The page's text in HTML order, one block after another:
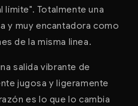
límite". Totalmente una
y muy encantadora como
de la misma linea.
salida vibrante de
jugosa y ligeramente
es lo que lo cambia